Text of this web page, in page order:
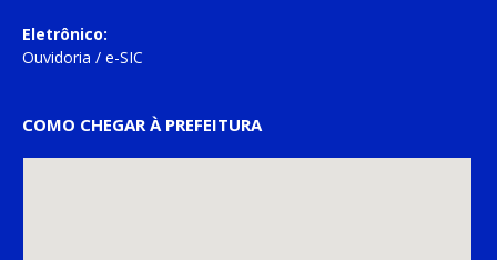
Eletrônico:
Ouvidoria / e-SIC
COMO CHEGAR À PREFEITURA